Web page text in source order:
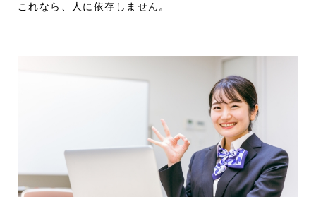
これなら、人に依存しません。